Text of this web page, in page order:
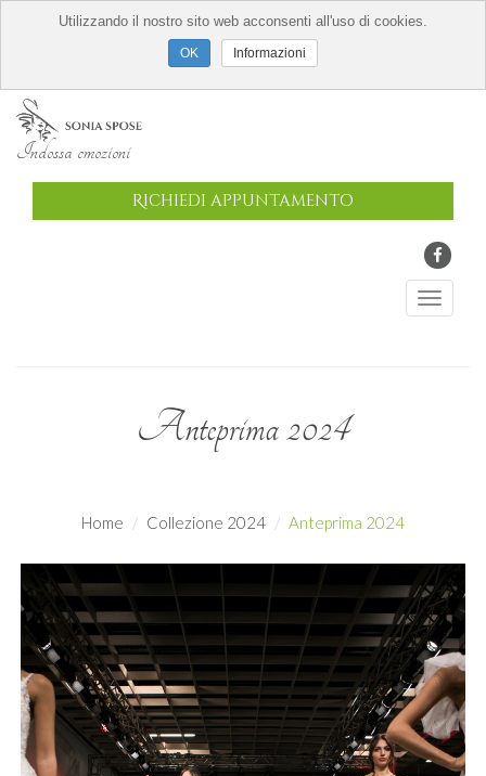
Indossa emozioni
Richiedi appuntamento
Anteprima 2024
Home Collezione 2024 Anteprima 2024
Utilizzando il nostro sito web acconsenti all'uso di cookies.
Informazioni